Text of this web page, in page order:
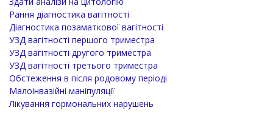
Рання діагностика вагітності
Діагностика позаматкової вагітності
УЗД вагітності першого триместра
УЗД вагітності другого триместра
УЗД вагітності третього триместра
Обстеження в після родовому періоді
Малоінвазійні маніпуляції
Лікування гормональних нарушень